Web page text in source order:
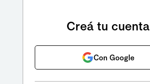
Creá tu cuenta
Con Google